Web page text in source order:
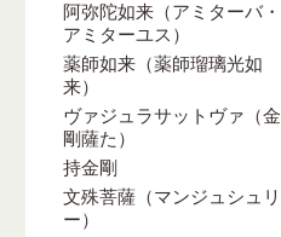
阿弥陀如来（アミターバ・
アミターユス）
薬師如来（薬師瑠璃光如
来）
ヴァジュラサットヴァ（金
剛薩た）
持金剛
文殊菩薩（マンジュシュリ
ー）